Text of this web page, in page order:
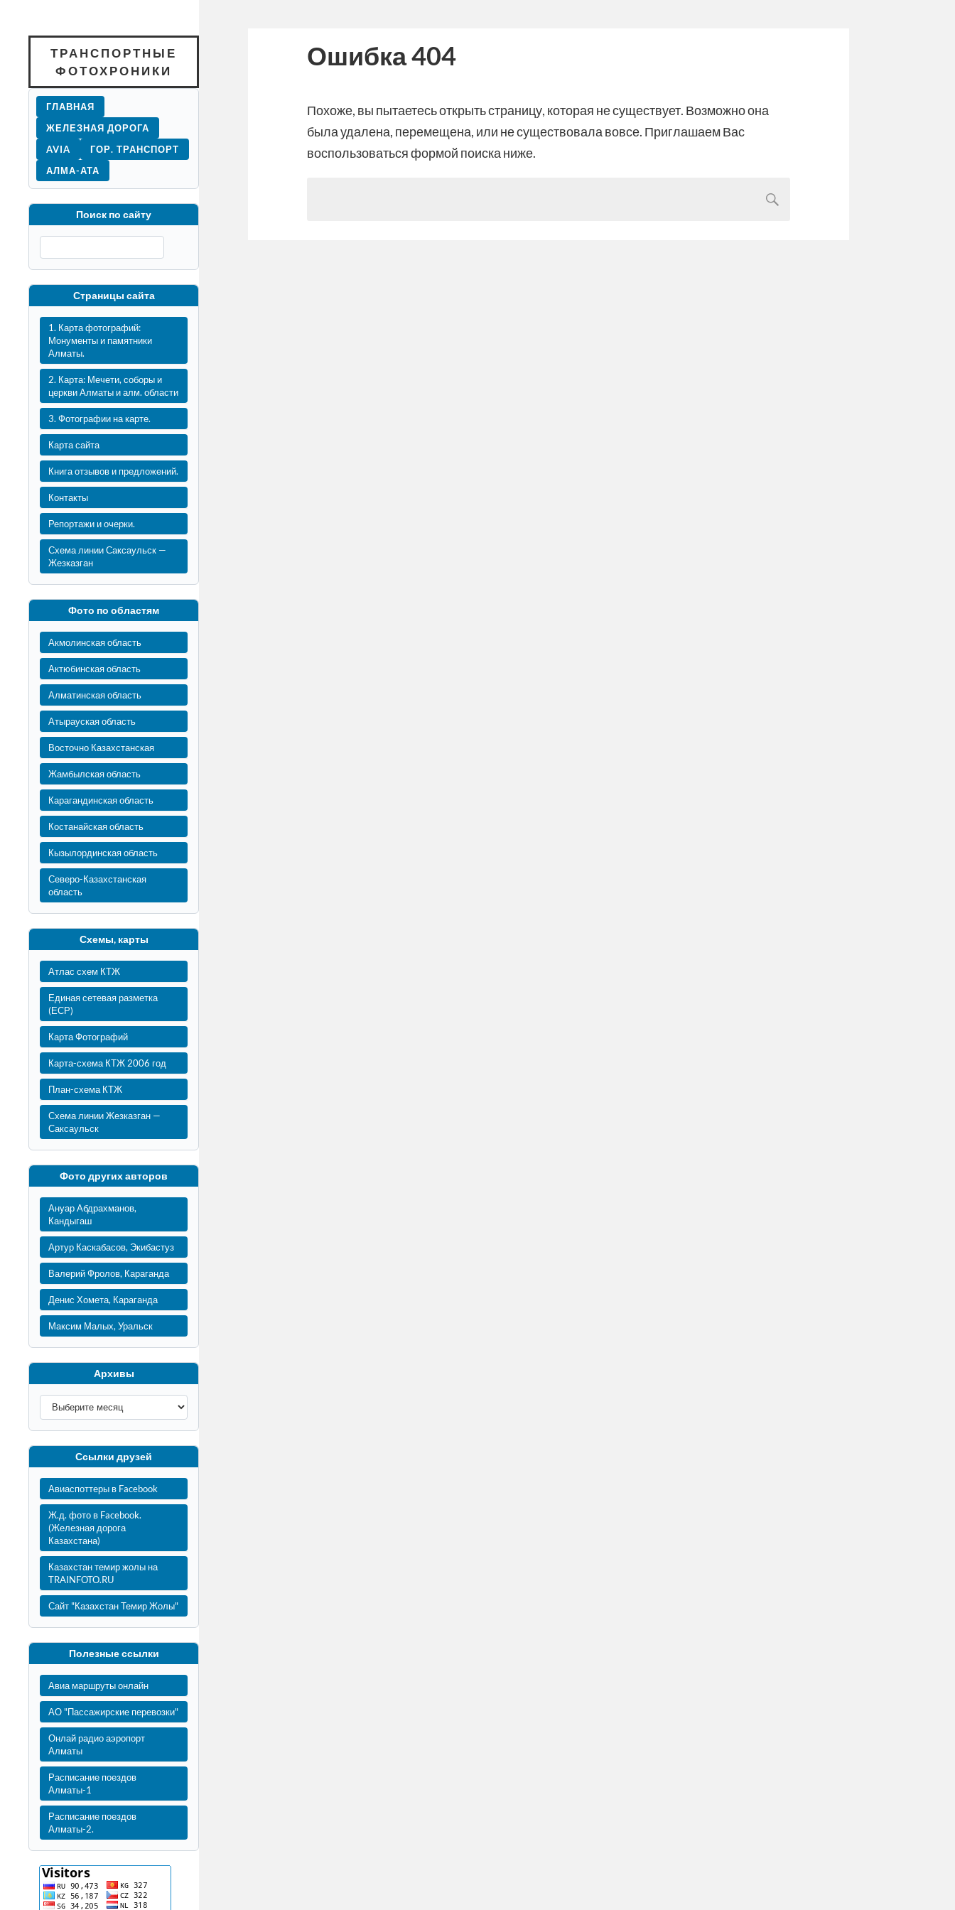
ТРАНСПОРТНЫЕ
ФОТОХРОНИКИ
ГЛАВНАЯ
ЖЕЛЕЗНАЯ ДОРОГА
AVIA
ГОР. ТРАНСПОРТ
АЛМА-АТА
Поиск по сайту
Страницы сайта
1. Карта фотографий:
Монументы и памятники
Алматы.
2. Карта: Мечети, соборы и
церкви Алматы и алм. области
3. Фотографии на карте.
Карта сайта
Книга отзывов и предложений.
Контакты
Репортажи и очерки.
Схема линии Саксаульск —
Жезказган
Фото по областям
Акмолинская область
Актюбинская область
Алматинская область
Атырауская область
Восточно Казахстанская
Жамбылская область
Карагандинская область
Костанайская область
Кызылординская область
Северо-Казахстанская
область
Схемы, карты
Атлас схем КТЖ
Единая сетевая разметка
(ЕСР)
Карта Фотографий
Карта-схема КТЖ 2006 год
План-схема КТЖ
Схема линии Жезказган —
Саксаульск
Фото других авторов
Ануар Абдрахманов,
Кандыгаш
Артур Каскабасов, Экибастуз
Валерий Фролов, Караганда
Денис Хомета, Караганда
Максим Малых, Уральск
Архивы
Ссылки друзей
Авиаспоттеры в Facebook
Ж.д. фото в Facebook.
(Железная дорога
Казахстана)
Казахстан темир жолы на
TRAINFOTO.RU
Сайт "Казахстан Темир Жолы"
Полезные ссылки
Авиа маршруты онлайн
АО "Пассажирские перевозки"
Онлай радио аэропорт
Алматы
Расписание поездов
Алматы-1
Расписание поездов
Алматы-2.
Ошибка 404
Похоже, вы пытаетесь открыть страницу, которая не существует. Возможно она
была удалена, перемещена, или не существовала вовсе. Приглашаем Вас
воспользоваться формой поиска ниже.